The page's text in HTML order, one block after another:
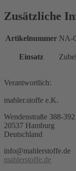
Zusätzliche
Artikelnummer NA-
Einsatz
Verantwortlich:
mahler.stoffe e.K.
Wendenstraße 388-392
20537 Hamburg
Deutschland
info@mahlerstoffe.de
mahlerstoffe.de